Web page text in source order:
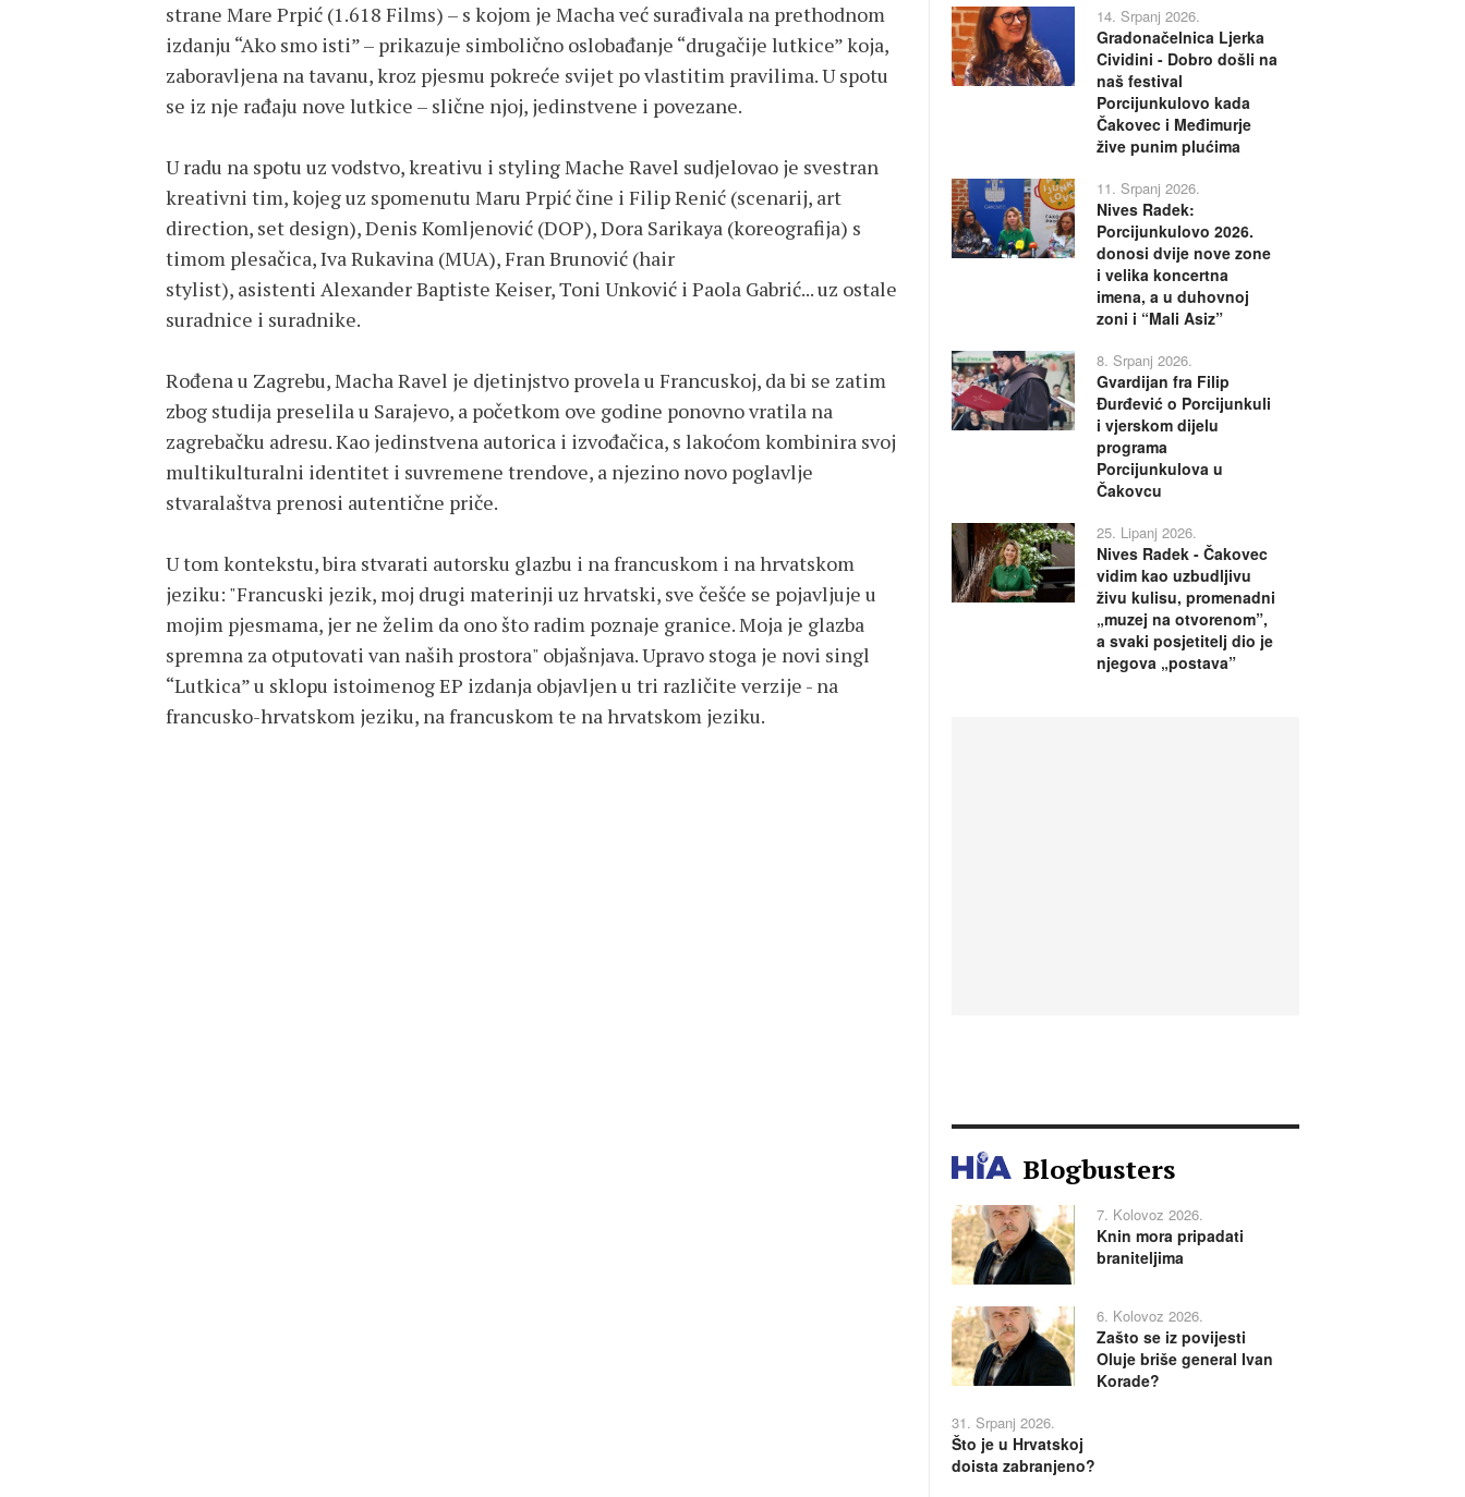
strane Mare Prpić (1.618 Films) – s kojom je Macha već surađivala na prethodnom
izdanju “Ako smo isti” – prikazuje simbolično oslobađanje “drugačije lutkice” koja,
zaboravljena na tavanu, kroz pjesmu pokreće svijet po vlastitim pravilima. U spotu
se iz nje rađaju nove lutkice – slične njoj, jedinstvene i povezane.
U radu na spotu uz vodstvo, kreativu i styling Mache Ravel sudjelovao je svestran
kreativni tim, kojeg uz spomenutu Maru Prpić čine i Filip Renić (scenarij, art
direction, set design), Denis Komljenović (DOP), Dora Sarikaya (koreografija) s
timom plesačica, Iva Rukavina (MUA), Fran Brunović (hair
stylist), asistenti Alexander Baptiste Keiser, Toni Unković i Paola Gabrić... uz ostale
suradnice i suradnike.
Rođena u Zagrebu, Macha Ravel je djetinjstvo provela u Francuskoj, da bi se zatim
zbog studija preselila u Sarajevo, a početkom ove godine ponovno vratila na
zagrebačku adresu. Kao jedinstvena autorica i izvođačica, s lakoćom kombinira svoj
multikulturalni identitet i suvremene trendove, a njezino novo poglavlje
stvaralaštva prenosi autentične priče.
U tom kontekstu, bira stvarati autorsku glazbu i na francuskom i na hrvatskom
jeziku: "Francuski jezik, moj drugi materinji uz hrvatski, sve češće se pojavljuje u
mojim pjesmama, jer ne želim da ono što radim poznaje granice. Moja je glazba
spremna za otputovati van naših prostora" objašnjava. Upravo stoga je novi singl
“Lutkica” u sklopu istoimenog EP izdanja objavljen u tri različite verzije - na
francusko-hrvatskom jeziku, na francuskom te na hrvatskom jeziku.
14. Srpanj 2026.
Gradonačelnica Ljerka
Cividini - Dobro došli na
naš festival
Porcijunkulovo kada
Čakovec i Međimurje
žive punim plućima
11. Srpanj 2026.
Nives Radek:
Porcijunkulovo 2026.
donosi dvije nove zone
i velika koncertna
imena, a u duhovnoj
zoni i “Mali Asiz”
8. Srpanj 2026.
Gvardijan fra Filip
Đurđević o Porcijunkuli
i vjerskom dijelu
programa
Porcijunkulova u
Čakovcu
25. Lipanj 2026.
Nives Radek - Čakovec
vidim kao uzbudljivu
živu kulisu, promenadni
„muzej na otvorenom”,
a svaki posjetitelj dio je
njegova „postava”
Blogbusters
7. Kolovoz 2026.
Knin mora pripadati
braniteljima
6. Kolovoz 2026.
Zašto se iz povijesti
Oluje briše general Ivan
Korade?
31. Srpanj 2026.
Što je u Hrvatskoj
doista zabranjeno?